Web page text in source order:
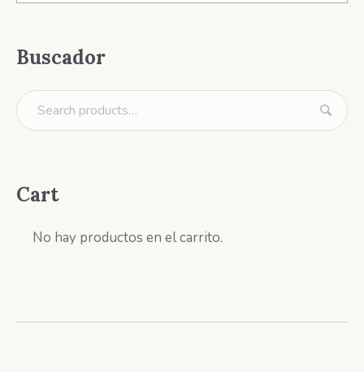
Buscador
Cart
No hay productos en el carrito.